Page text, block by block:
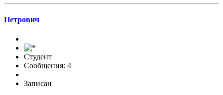
Петрович
Студент
Сообщения: 4
Записан